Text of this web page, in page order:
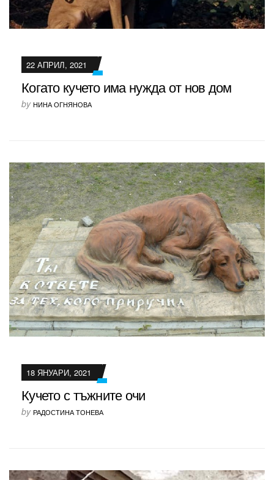
22 АПРИЛ, 2021
Когато кучето има нужда от нов дом
by НИНА ОГНЯНОВА
18 ЯНУАРИ, 2021
Кучето с тъжните очи
by РАДОСТИНА ТОНЕВА